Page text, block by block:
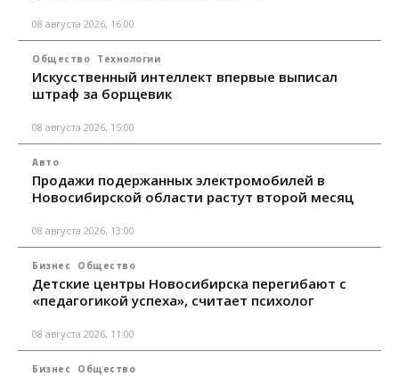
08 августа 2026, 16:00
Общество Технологии
Искусственный интеллект впервые выписал
штраф за борщевик
08 августа 2026, 15:00
Авто
Продажи подержанных электромобилей в
Новосибирской области растут второй месяц
08 августа 2026, 13:00
Бизнес Общество
Детские центры Новосибирска перегибают с
«педагогикой успеха», считает психолог
08 августа 2026, 11:00
Бизнес Общество